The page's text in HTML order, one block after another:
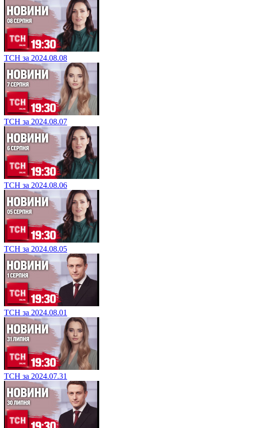
ТСН за 2024.08.08
ТСН за 2024.08.07
ТСН за 2024.08.06
ТСН за 2024.08.05
ТСН за 2024.08.01
ТСН за 2024.07.31